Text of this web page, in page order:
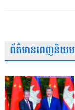
ព័ត៌មានពេញនិយម